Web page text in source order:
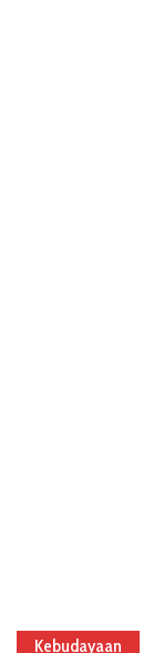
Kebudayaan